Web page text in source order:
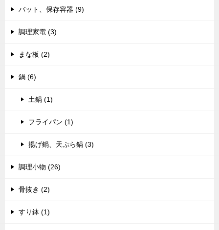
バット、保存容器 (9)
調理家電 (3)
まな板 (2)
鍋 (6)
土鍋 (1)
フライパン (1)
揚げ鍋、天ぷら鍋 (3)
調理小物 (26)
骨抜き (2)
すり鉢 (1)